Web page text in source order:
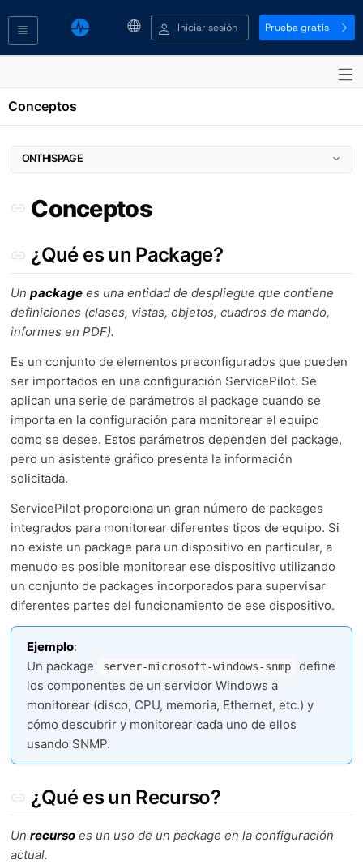
Iniciar sesión Prueba gratis
Conceptos
Conceptos
¿Qué es un Package?
Un packagees una entidad de despliegue que contiene
definiciones (clases, vistas, objetos, cuadros de mando,
informes en PDF).
Es un conjunto de elementos preconfigurados que pueden
ser importados en una configuración ServicePilot. Se
aplican una serie de parámetros al package cuando se
importa en la configuración para monitorear el equipo
como se desee. Estos parámetros dependen del package,
pero un asistente gráfico presenta la información
solicitada.
ServicePilot proporciona un gran número de packages
integrados para monitorear diferentes tipos de equipo. Si
no existe un package para un dispositivo en particular, a
menudo es posible monitorear ese dispositivo utilizando
un conjunto de packages incorporados para supervisar
diferentes partes del funcionamiento de ese dispositivo.
Ejemplo:
Un package
server-microsoft-windows-snmp
define
los componentes de un servidor Windows a
monitorear (disco, CPU, memoria, Ethernet, etc.) y
cómo descubrir y monitorear cada uno de ellos
usando SNMP.
¿Qué es un Recurso?
Un recursoes un uso de un package en la configuración
actual.
ONTHISPAGE
¿Qué es un Package?
¿Qué es un Recurso?
¿Qué son los Objetos?
¿Qué es un Indicador?
¿Qué es un Umbral?
¿Qué es una Anomalía?
¿Qué es un Problema?
¿Qué son los Eventos?